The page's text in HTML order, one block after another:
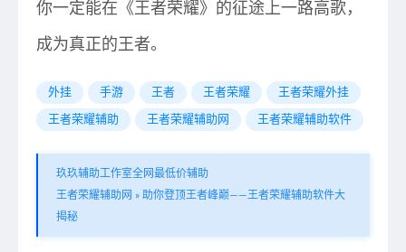
你一定能在《王者荣耀》的征途上一路高歌，
成为真正的王者。
外挂 手游 王者 王者荣耀 王者荣耀外挂
王者荣耀辅助 王者荣耀辅助网 王者荣耀辅助软件
玖玖辅助工作室全网最低价辅助
王者荣耀辅助网 » 助你登顶王者峰巅——王者荣耀辅助软件大
揭秘